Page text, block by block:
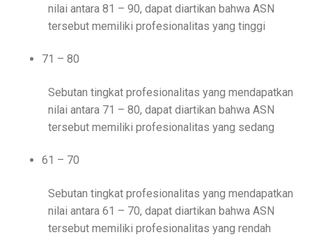
nilai antara 81 – 90, dapat diartikan bahwa ASN
tersebut memiliki profesionalitas yang tinggi
71 – 80
Sebutan tingkat profesionalitas yang mendapatkan
nilai antara 71 – 80, dapat diartikan bahwa ASN
tersebut memiliki profesionalitas yang sedang
61 – 70
Sebutan tingkat profesionalitas yang mendapatkan
nilai antara 61 – 70, dapat diartikan bahwa ASN
tersebut memiliki profesionalitas yang rendah